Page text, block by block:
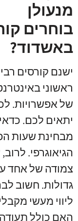
בוחרים
באשדוד?
ישנם קורסים
ראשוני
של אפשרויות.
יתאים לכם.
מבחינת שעות
הגיאוגרפי. לרוב,
צמודה של אחד
גדולות. חשוב
ליווי מעשי
האם כולל